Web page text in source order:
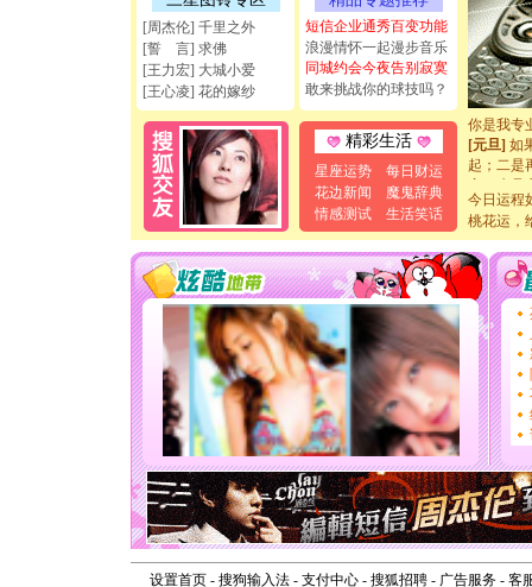
[周杰伦] 千里之外
[誓 言] 求佛
[王力宏] 大城小爱
[王心凌] 花的嫁纱
短信企业通秀百变功能
浪漫情怀一起漫步音乐
同城约会今夜告别寂寞
敢来挑战你的球技吗？
精彩生活
星座运势
每日财运
花边新闻
魔鬼辞典
情感测试
生活笑话
天都要快
[圣诞节]
如意,快
[元旦]看
断电。爱
你是我专
[元旦]如
起；二是
离。水晶
[元旦]当
泣，这痛
[春节]风
颜！冬
道一声平
[春节]
传
片叶子
送你一
[圣诞节]
你太多
要平安
[圣诞节]
能正大
天都要快
[圣诞节]
如意,快
[元旦]看
你是我专
今日运程
桃花运，
设置首页- 搜狗输入法- 支付中心- 搜狐招聘- 广告服务- 客